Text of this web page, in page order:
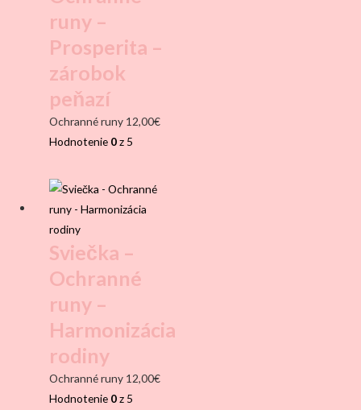
runy –
Prosperita –
zárobok
peňazí
Ochranné runy 12,00€
Hodnotenie 0z 5
Sviečka –
Ochranné
runy –
Harmonizácia
rodiny
Ochranné runy 12,00€
Hodnotenie 0z 5